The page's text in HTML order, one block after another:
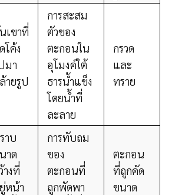
เขาที่
โค้ง
มา
ายรูป
การสะสม
ตัวของ
ตะกอนใน
อุโมงค์ใต้
ธารน้ำแข็ง
โดยน้ำที่
ละลาย
กรวด
และ
ทราย
าบ
าด
างที่
หน้า
การทับถม
ของ
ตะกอนที่
ถูกพัดพา
ตะกอน
ที่ถูกคัด
ขนาด